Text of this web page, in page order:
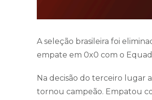
A seleção brasileira foi
empate em 0x0 com o
Na decisão do terceiro lugar
tornou campeão. Empatou